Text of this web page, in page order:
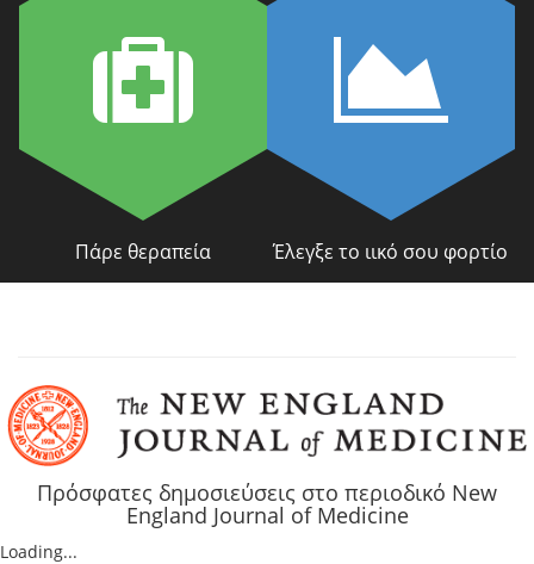
Πάρε θεραπεία Έλεγξε το ιικό σου φορτίο
Πρόσφατες δημοσιεύσεις στο περιοδικό New
England Journal of Medicine
Loading...